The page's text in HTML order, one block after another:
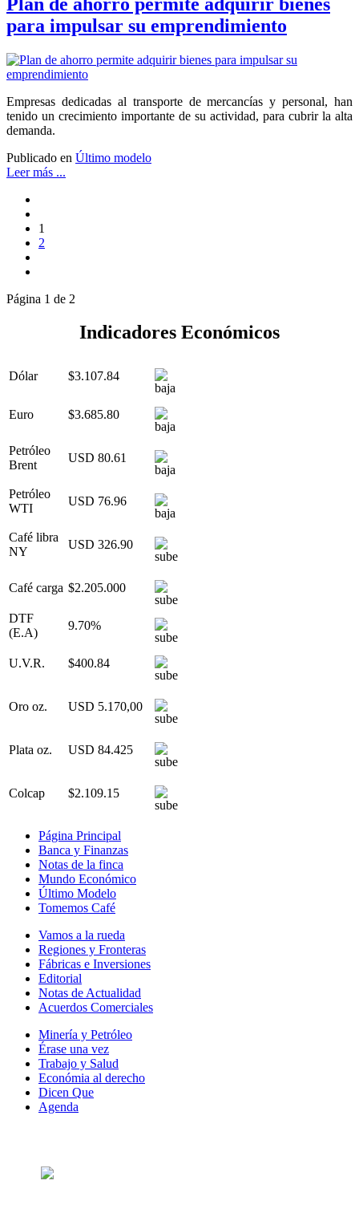
para impulsar su emprendimiento
Empresas dedicadas al transporte de mercancías y personal, han
tenido un crecimiento importante de su actividad, para cubrir la alta
demanda.
Publicado en Último modelo
Leer más ...
1
2
Página 1 de 2
Indicadores Económicos
Dólar $3.107.84
Euro $3.685.80
Petróleo
Brent
USD 80.61
Petróleo
WTI
USD 76.96
Café libra
NY
USD 326.90
Café carga $2.205.000
DTF
(E.A)
9.70%
U.V.R. $400.84
Oro oz. USD 5.170,00
Plata oz. USD 84.425
Colcap $2.109.15
Página Principal
Banca y Finanzas
Notas de la finca
Mundo Económico
Último Modelo
Tomemos Café
Vamos a la rueda
Regiones y Fronteras
Fábricas e Inversiones
Editorial
Notas de Actualidad
Acuerdos Comerciales
Minería y Petróleo
Érase una vez
Trabajo y Salud
Económia al derecho
Dicen Que
Agenda